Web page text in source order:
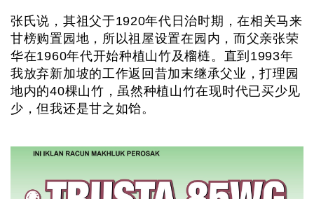
张氏说，其祖父于1920年代日治时期，在相关马来
甘榜购置园地，所以祖屋设置在园内，而父亲张荣
华在1960年代开始种植山竹及榴梿。直到1993年
我放弃新加坡的工作返回昔加末继承父业，打理园
地内的40棵山竹，虽然种植山竹在现时代已买少见
少，但我还是甘之如饴。